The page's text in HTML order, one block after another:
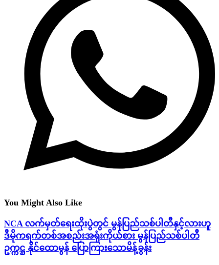
You Might Also Like
NCA လက်မှတ်ရေးထိုးပွဲတွင် မွန်ပြည်သစ်ပါတီနှင့်လားဟူ
ဒီမိုကရက်တစ်အစည်းအရုံးကိုယ်စား မွန်ပြည်သစ်ပါတီ
ဥက္ကဋ္ဌ နိုင်ထောမွန် ပြောကြားသောမိန့်ခွန်း